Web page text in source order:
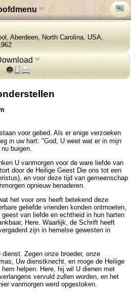
Aberdeen, North Carolina, USA,
voor gebed. Als er enige verzoeken
in uw hart: "God, U weet wat er in mijn
buigen.
U vanmorgen voor de ware liefde van
door de Heilige Geest Die ons tot een
en voor deze tijd van gemeenschap
opnieuw benaderen.
het voor ons heeft betekend deze
geliefde vrienden konden ontmoeten,
van liefde en echtheid in hun harten
Here. Waarlijk, de Schrift heeft
zijn in hemelse gewesten in
Zegen onze broeder, onze
Uw dienstknecht, en moge de Heilige
helpen. Here, hij wil U dienen met
vervuld zullen worden, en het
vanmorgen werd opgestoken.